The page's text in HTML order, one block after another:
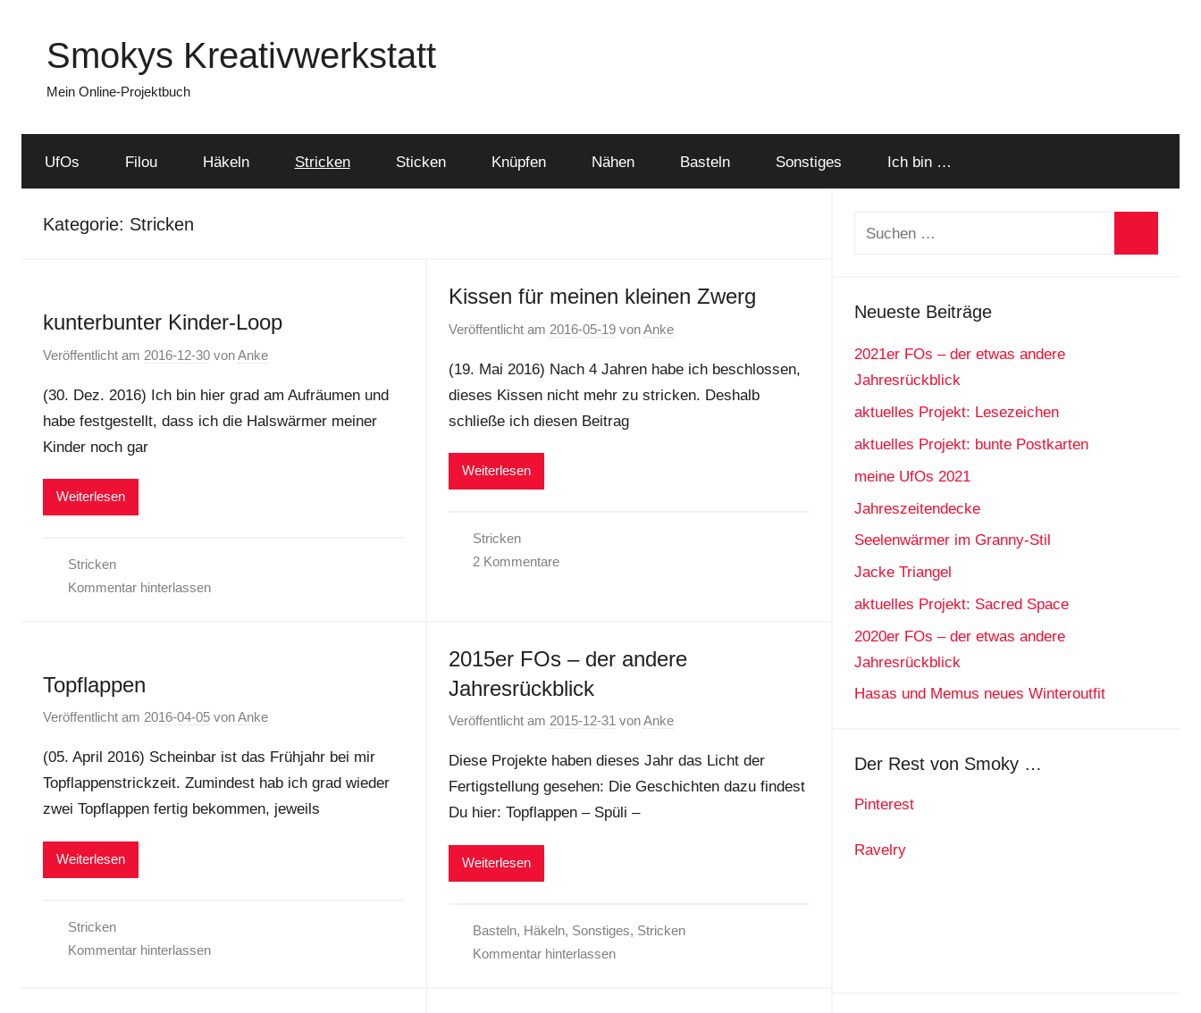
springen
Smokys Kreativwerkstatt
Mein Online-Projektbuch
UfOs Filou Häkeln Stricken Sticken Knüpfen Nähen Basteln Sonstiges Ich bin …
Kategorie: Stricken
kunterbunter Kinder-Loop
Veröffentlicht am 2016-12-30 vonAnke
(30. Dez. 2016) Ich bin hier grad am Aufräumen und
habe festgestellt, dass ich die Halswärmer meiner
Kinder noch gar
Weiterlesen
Stricken
Kommentar hinterlassen
Kissen für meinen kleinen Zwerg
Veröffentlicht am 2016-05-19vonAnke
(19. Mai 2016) Nach 4 Jahren habe ich beschlossen,
dieses Kissen nicht mehr zu stricken. Deshalb
schließe ich diesen Beitrag
Weiterlesen
Stricken
2 Kommentare
Topflappen
Veröffentlicht am 2016-04-05 vonAnke
(05. April 2016) Scheinbar ist das Frühjahr bei mir
Topflappenstrickzeit. Zumindest hab ich grad wieder
zwei Topflappen fertig bekommen, jeweils
Weiterlesen
Stricken
Kommentar hinterlassen
2015er FOs – der andere
Jahresrückblick
Veröffentlicht am 2015-12-31 vonAnke
Diese Projekte haben dieses Jahr das Licht der
Fertigstellung gesehen: Die Geschichten dazu findest
Du hier: Topflappen – Spüli –
Weiterlesen
Basteln, Häkeln, Sonstiges, Stricken
Kommentar hinterlassen
Suchen
Neueste Beiträge
2021er FOs – der etwas andere
Jahresrückblick
aktuelles Projekt: Lesezeichen
aktuelles Projekt: bunte Postkarten
meine UfOs 2021
Jahreszeitendecke
Seelenwärmer im Granny-Stil
Jacke Triangel
aktuelles Projekt: Sacred Space
2020er FOs – der etwas andere
Jahresrückblick
Hasas und Memus neues Winteroutfit
Der Rest von Smoky …
Pinterest
Ravelry